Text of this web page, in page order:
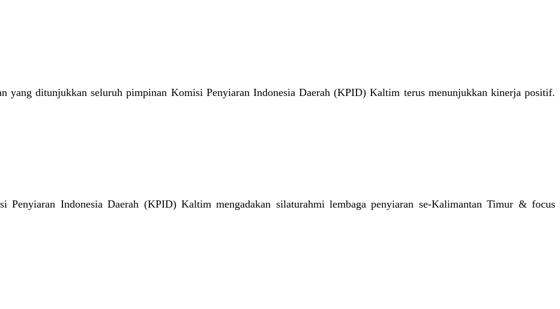
yang ditunjukkan seluruh pimpinan Komisi Penyiaran Indonesia Daerah (KPID) Kaltim terus menunjukkan kinerja positif.
Penyiaran Indonesia Daerah (KPID) Kaltim mengadakan silaturahmi lembaga penyiaran se-Kalimantan Timur & focus